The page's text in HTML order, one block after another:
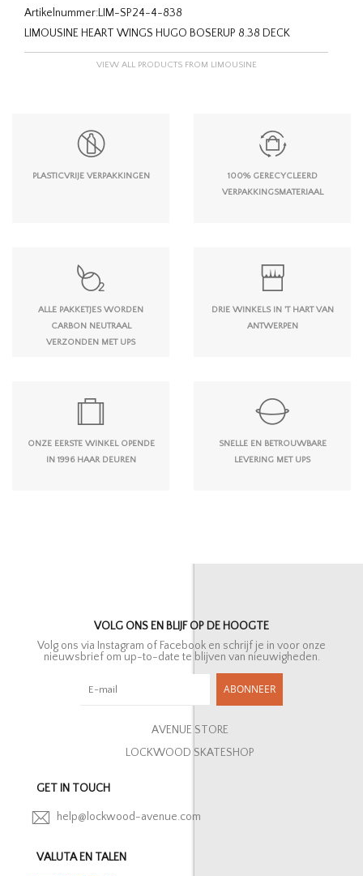
Artikelnummer:LIM-SP24-4-838
LIMOUSINE HEART WINGS HUGO BOSERUP 8.38 DECK
VIEW ALL PRODUCTS FROM LIMOUSINE
PLASTICVRIJE VERPAKKINGEN
100% GERECYCLEERD
VERPAKKINGSMATERIAAL
ALLE PAKKETJES WORDEN
CARBON NEUTRAAL
VERZONDEN MET UPS
DRIE WINKELS IN 'T HART VAN
ANTWERPEN
ONZE EERSTE WINKEL OPENDE
IN 1996 HAAR DEUREN
SNELLE EN BETROUWBARE
LEVERING MET UPS
VOLG ONS EN BLIJF OP DE HOOGTE
Volg ons via Instagram of Facebook en schrijf je in voor onze
nieuwsbrief om up-to-date te blijven van nieuwigheden.
ABONNEER
AVENUE STORE
LOCKWOOD SKATESHOP
GET IN TOUCH
help@lockwood-avenue.com
VALUTA EN TALEN